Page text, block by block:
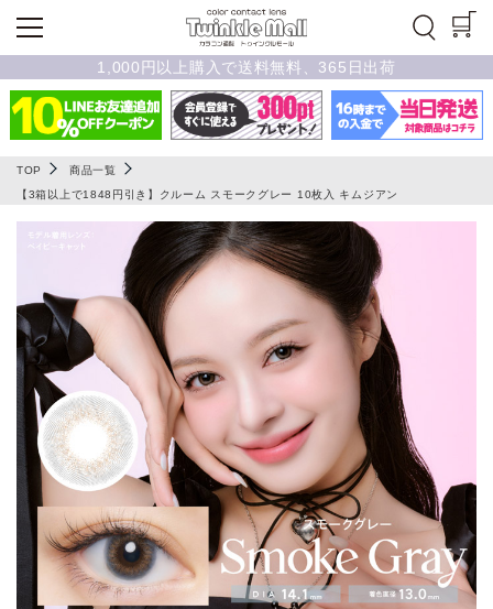
1,000円以上購入で送料無料、365日出荷
TOP
商品一覧
【3箱以上で1848円引き】クルーム スモークグレー 10枚入 キムジアン